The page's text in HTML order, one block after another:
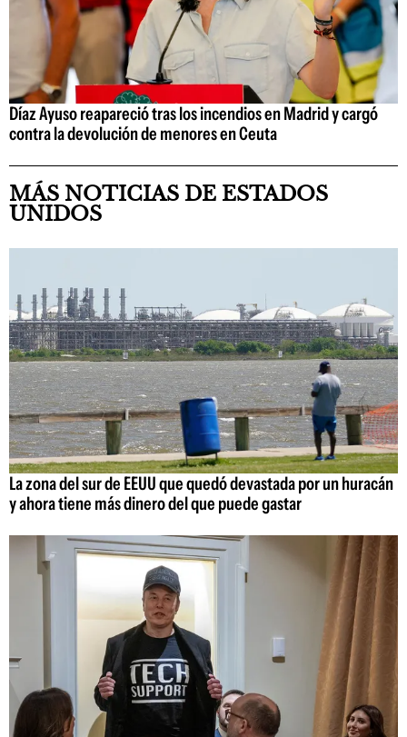
Díaz Ayuso reapareció tras los incendios en Madrid y cargó
contra la devolución de menores en Ceuta
MÁS NOTICIAS DE ESTADOS
UNIDOS
La zona del sur de EEUU que quedó devastada por un huracán
y ahora tiene más dinero del que puede gastar